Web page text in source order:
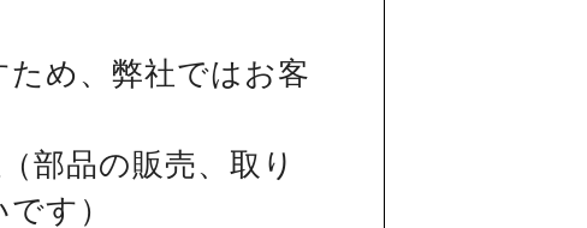
ため、弊社ではお客
（部品の販売、取り
す）